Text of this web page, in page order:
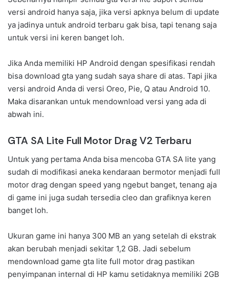
versi android hanya saja, jika versi apknya belum di update
ya jadinya untuk android terbaru gak bisa, tapi tenang saja
untuk versi ini keren banget loh.
Jika Anda memiliki HP Android dengan spesifikasi rendah
bisa download gta yang sudah saya share di atas. Tapi jika
versi android Anda di versi Oreo, Pie, Q atau Android 10.
Maka disarankan untuk mendownload versi yang ada di
abwah ini.
GTA SA Lite Full Motor Drag V2 Terbaru
Untuk yang pertama Anda bisa mencoba GTA SA lite yang
sudah di modifikasi aneka kendaraan bermotor menjadi full
motor drag dengan speed yang ngebut banget, tenang aja
di game ini juga sudah tersedia cleo dan grafiknya keren
banget loh.
Ukuran game ini hanya 300 MB an yang setelah di ekstrak
akan berubah menjadi sekitar 1,2 GB. Jadi sebelum
mendownload game gta lite full motor drag pastikan
penyimpanan internal di HP kamu setidaknya memiliki 2GB